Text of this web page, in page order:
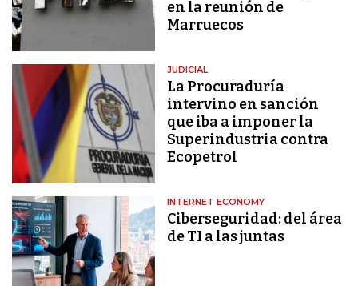
en la reunión de
Marruecos
JUDICIAL
La Procuraduría
intervino en sanción
que iba a imponer la
Superindustria contra
Ecopetrol
INTERNET ECONOMY
Ciberseguridad: del área
de TI a las juntas